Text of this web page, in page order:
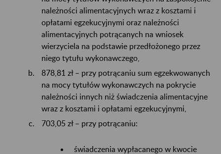
należności alimentacyjnych wraz z kosztami i
opłatami egzekucyjnymi oraz należności
alimentacyjnych potrącanych na wniosek
wierzyciela na podstawie przedłożonego przez
niego tytułu wykonawczego,
878,81 zł – przy potrącaniu sum egzekwowanych
na mocy tytułów wykonawczych na pokrycie
należności innych niż świadczenia alimentacyjne
wraz z kosztami i opłatami egzekucyjnymi,
703,05 zł – przy potrącaniu:
świadczenia wypłacanego w kwocie